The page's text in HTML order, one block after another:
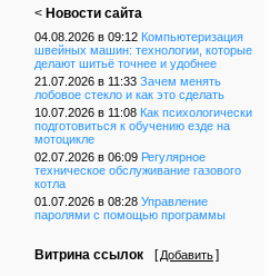
< Новости сайта
04.08.2026 в 09:12 Компьютеризация
швейных машин: технологии, которые
делают шитьё точнее и удобнее
21.07.2026 в 11:33 Зачем менять
лобовое стекло и как это сделать
10.07.2026 в 11:08 Как психологически
подготовиться к обучению езде на
мотоцикле
02.07.2026 в 06:09 Регулярное
техническое обслуживание газового
котла
01.07.2026 в 08:28 Управление
паролями с помощью программы
Витрина ссылок [ Добавить]